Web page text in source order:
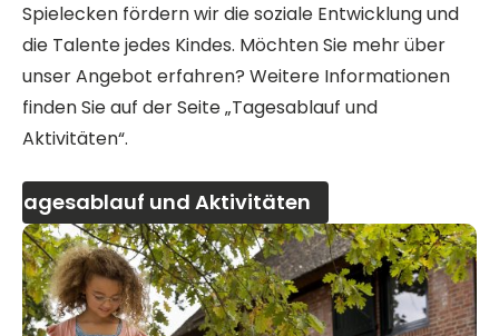
Spielecken fördern wir die soziale Entwicklung und
die Talente jedes Kindes. Möchten Sie mehr über
unser Angebot erfahren? Weitere Informationen
finden Sie auf der Seite „Tagesablauf und
Aktivitäten“.
Tagesablauf und Aktivitäten